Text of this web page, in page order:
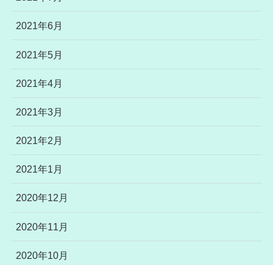
2021年6月
2021年5月
2021年4月
2021年3月
2021年2月
2021年1月
2020年12月
2020年11月
2020年10月